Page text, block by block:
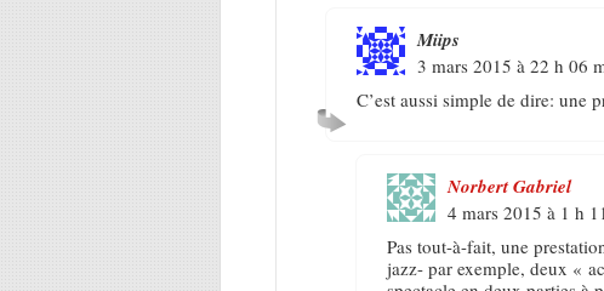
Miips
3 mars 2015 à 22 h 06
C’est aussi simple de dire: une
Norbert Gabriel
4 mars 2015 à 1 h
Pas tout-à-fait, une
jazz- par exemple, deux «